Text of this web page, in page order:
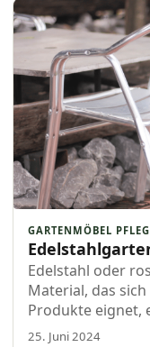
GARTENMÖBEL
Edelstahl oder
Material, das
Produkte eignet,
Boender
25. Juni 2024